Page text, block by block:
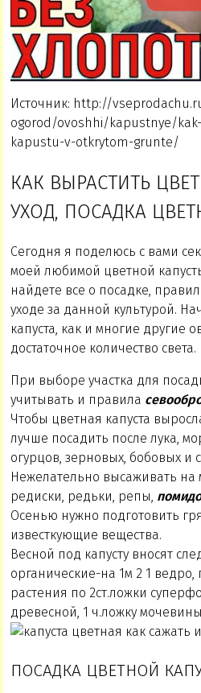
Источник: http://
ogorod/ovoshhi/kapustnye/
kapustu-v-otkrytom-grunte/
КАК ВЫРАСТИТЬ
УХОД, ПОСАДКА
Сегодня я поделюсь с вами
моей любимой цветной
найдете все о посадке,
уходе за данной культурой.
капуста, как и многие другие
достаточное количество света.
При выборе участка для
учитывать и правила
Чтобы цветная капуста
лучше посадить после лука,
огурцов, зерновых, бобовых и
Нежелательно высаживать
редиски, редьки, репы,
Осенью нужно подготовить
известкующие вещества.
Весной под капусту вносят
органические-на 1м 2 1
растения по 2ст.ложки
древесной, 1 ч.ложку
ПОСАДКА ЦВЕТНОЙ